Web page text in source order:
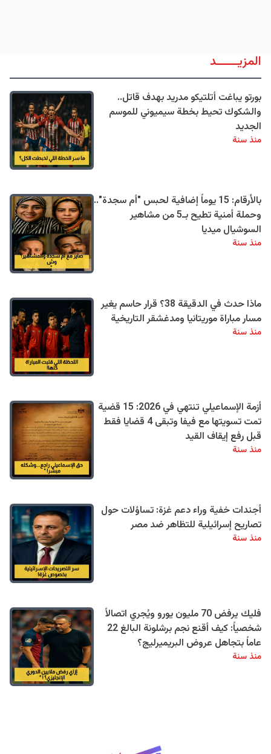
المزيــــــد
بورتو يباغت أتلتيكو مدريد بهدف قاتل..
والشكوك تحيط بخطة سيميوني للموسم
الجديد
منذ سنة
بالأرقام: 15 يوماً إضافية لحبس "أم سجدة"..
وحملة أمنية تطيح بـ5 من مشاهير
السوشيال ميديا
منذ سنة
ماذا حدث في الدقيقة 38؟ قرار حاسم يغير
مسار مباراة موريتانيا ومدغشقر التاريخية
منذ سنة
أزمة الإسماعيلي تنتهي في 2026: 15 قضية
تمت تسويتها مع فيفا وتبقى 4 قضايا فقط
قبل رفع إيقاف القيد
منذ سنة
أجندات خفية وراء دعم غزة: تساؤلات حول
تصاريح إسرائيلية للتظاهر ضد مصر
منذ سنة
فليك يرفض 70 مليون يورو ويُجري اتصالاً
شخصياً: كيف أقنع نجم برشلونة البالغ 22
عاماً بتجاهل عروض البريميرليج؟
منذ سنة